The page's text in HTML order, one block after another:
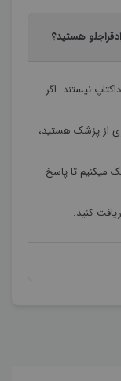
هستید؟
نیستند. اگر
از پزشک هستید،
میکنیم تا پاسخ
کنید.